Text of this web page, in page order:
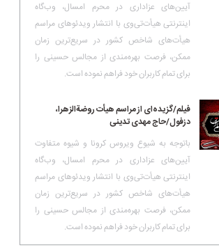
آیین‌های عزاداری در محرم امسال، وب‌گاه
اینترنتی هیأت‌تی‌وی با انتشار ویدئوهای مراسم
هیأت‌های شاخص کشور در سریع‌ترین زمان
ممکن، فرصت بهره‌مندی از مجالس حسینی را
برای تمام کاربران خود فراهم نموده است.
فیلم/گزیده‌ای از مراسم هیأت روضةالزهرا،
دزفول/حاج مهدی تدینی
باتوجه به شیوع ویروس کرونا و شیوه متفاوت
آیین‌های عزاداری در محرم امسال، وب‌گاه
اینترنتی هیأت‌تی‌وی با انتشار ویدئوهای مراسم
هیأت‌های شاخص کشور در سریع‌ترین زمان
ممکن، فرصت بهره‌مندی از مجالس حسینی را
برای تمام کاربران خود فراهم نموده است.